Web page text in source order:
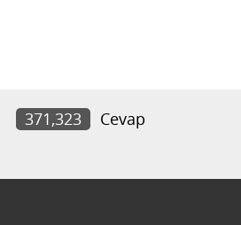
371,323
Cevap